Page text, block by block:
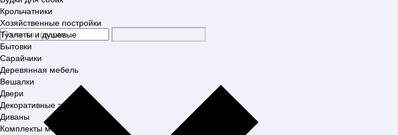
Крольчатники
Хозяйственные постройки
Туалеты и душевые
Бытовки
Сарайчики
Деревянная мебель
Вешалки
Двери
Декоративные элементы
Диваны
Комплекты мебели